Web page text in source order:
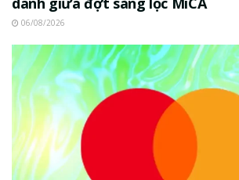
06/08/2026